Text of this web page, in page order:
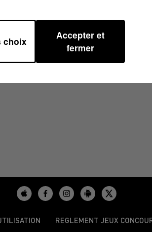
REGLEMENT JEUX
choix
Accepter et
fermer